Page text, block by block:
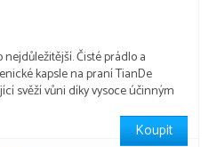
Koupit
Čisté prádlo a
kapsle na praní TianDe
svěží vůni díky vysoce účinným
již při nízkých teplotách. Jsou